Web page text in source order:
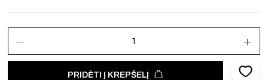
PRIDĖTI Į KREPŠELĮ